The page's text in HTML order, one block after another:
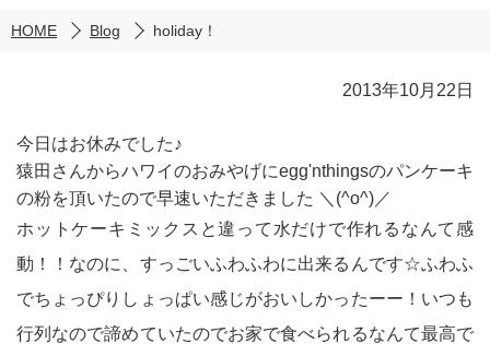
HOME Blog holiday！
2013年10月22日
今日はお休みでした♪
猿田さんからハワイのおみやげにegg'nthingsのパンケーキ
の粉を頂いたので早速いただきました ＼(^o^)／
ホットケーキミックスと違って水だけで作れるなんて感
動！！なのに、すっごいふわふわに出来るんです☆ふわふ
でちょっぴりしょっぱい感じがおいしかったーー！いつも
行列なので諦めていたのでお家で食べられるなんて最高で